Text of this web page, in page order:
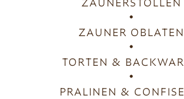
ZAUNERSTOLLEN
ZAUNER OBLATEN
TORTEN &
PRALINEN &